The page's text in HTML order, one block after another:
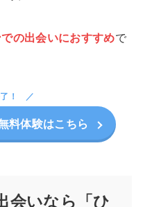
の出会いにおすすめで
！
料体験はこちら
会いなら「ひ